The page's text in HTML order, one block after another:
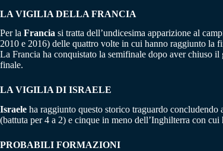
LA VIGILIA DELLA FRANCIA
Per la Francia si tratta dell’undicesima apparizione al
2010 e 2016) delle quattro volte in cui hanno raggiunto la
La Francia ha conquistato la semifinale dopo aver chiuso
finale.
LA VIGILIA DI ISRAELE
Israele ha raggiunto questo storico traguardo
(battuta per 4 a 2) e cinque in meno dell’Inghilterra con
PROBABILI FORMAZIONI